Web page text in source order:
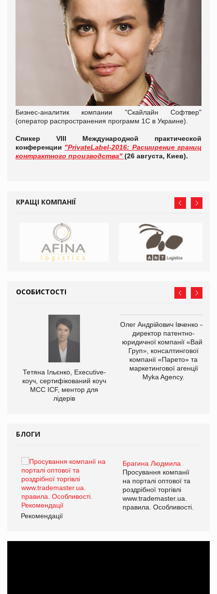
Бизнес-аналитик компании "Скайлайн Софтвер"
(оператор распространения программ 1С в Украине).
Cпикер VIII Международной практической
конференции "PrivateLabel-2016: Расширение границ
контрактного производства" (26 августа, Киев).
КРАЩІ КОМПАНІЇ
ОСОБИСТОСТІ
Тетяна Ільєнко, Executive-
коуч, сертифікований коуч
МСС ICF, ментор для
лідерів
Олег Андрійович Івченко —
директор патентно-
юридичної компанії «Вайз
Груп», консалтингової
компанії «Парето» та
маркетингової агенції
Myka Agency.
БЛОГИ
Брагина Людмила
Просування компанії
на порталі оптової та
роздрібної торгівлі
www.trademaster.ua.
правила. Особливості.
Рекомендації